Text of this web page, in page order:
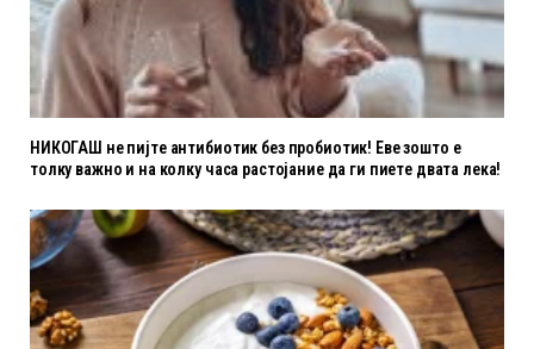
НИКОГАШ не пијте антибиотик без пробиотик! Еве зошто е
толку важно и на колку часа растојание да ги пиете двата лека!